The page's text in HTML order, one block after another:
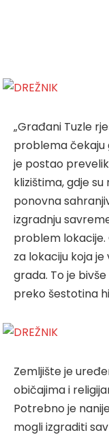
„Građani Tuzle
problema čekaju
je postao
klizištima, gdje
ponovna
izgradnju
problem lokacije.
za lokaciju koja
grada. To je
preko šestotina
Zemljište je
običajima i
Potrebno je
mogli izgraditi